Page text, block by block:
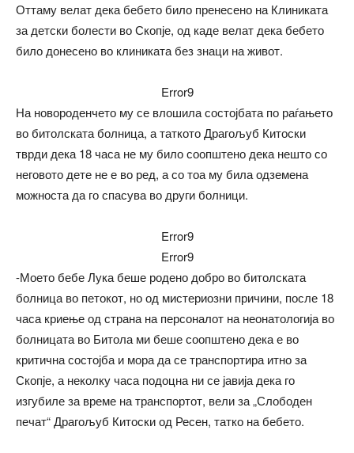
Оттаму велат дека бебето било пренесено на Клиниката
за детски болести во Скопје, од каде велат дека бебето
било донесено во клиниката без знаци на живот.
Error9
На новороденчето му се влошила состојбата по раѓањето
во битолската болница, а таткото Драгољуб Китоски
тврди дека 18 часа не му било соопштено дека нешто со
неговото дете не е во ред, а со тоа му била одземена
можноста да го спасува во други болници.
Error9
Error9
-Моето бебе Лука беше родено добро во битолската
болница во петокот, но од мистериозни причини, после 18
часа криење од страна на персоналот на неонатологија во
болницата во Битола ми беше соопштено дека е во
критична состојба и мора да се транспортира итно за
Скопје, а неколку часа подоцна ни се јавија дека го
изгубиле за време на транспортот, вели за „Слободен
печат“ Драгољуб Китоски од Ресен, татко на бебето.